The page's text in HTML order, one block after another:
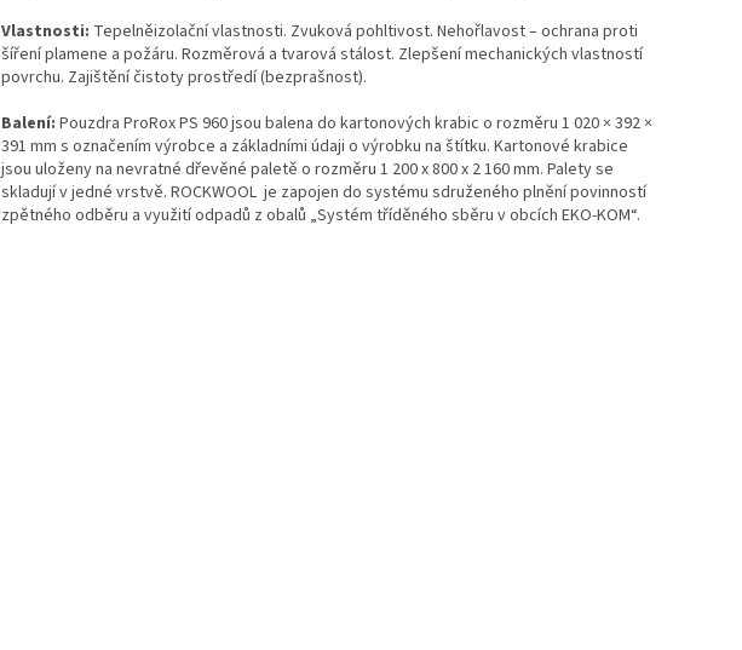
Vlastnosti: Tepelněizolační vlastnosti. Zvuková pohltivost. Nehořlavost – ochrana proti
šíření plamene a požáru. Rozměrová a tvarová stálost. Zlepšení mechanických vlastností
povrchu. Zajištění čistoty prostředí (bezprašnost).
Balení: Pouzdra ProRox PS 960 jsou balena do kartonových krabic o rozměru 1 020 × 392 ×
391 mm s označením výrobce a základními údaji o výrobku na štítku. Kartonové krabice
jsou uloženy na nevratné dřevěné paletě o rozměru 1 200 x 800 x 2 160 mm. Palety se
skladují v jedné vrstvě. ROCKWOOL je zapojen do systému sdruženého plnění povinností
zpětného odběru a využití odpadů z obalů „Systém tříděného sběru v obcích EKO-KOM“.